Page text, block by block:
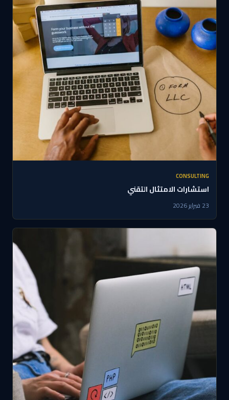
CONSULTING
استشارات الامتثال التقني
23 فبراير 2026